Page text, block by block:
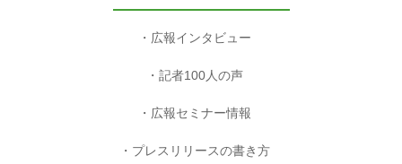
広報インタビュー
記者100人の声
広報セミナー情報
プレスリリースの書き方